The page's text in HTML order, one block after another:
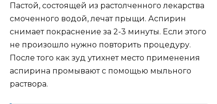
Пастой, состоящей из растолченного лекарства
смоченного водой, лечат прыщи. Аспирин
снимает покраснение за 2-3 минуты. Если этого
не произошло нужно повторить процедуру.
После того как зуд утихнет место применения
аспирина промывают с помощью мыльного
раствора.